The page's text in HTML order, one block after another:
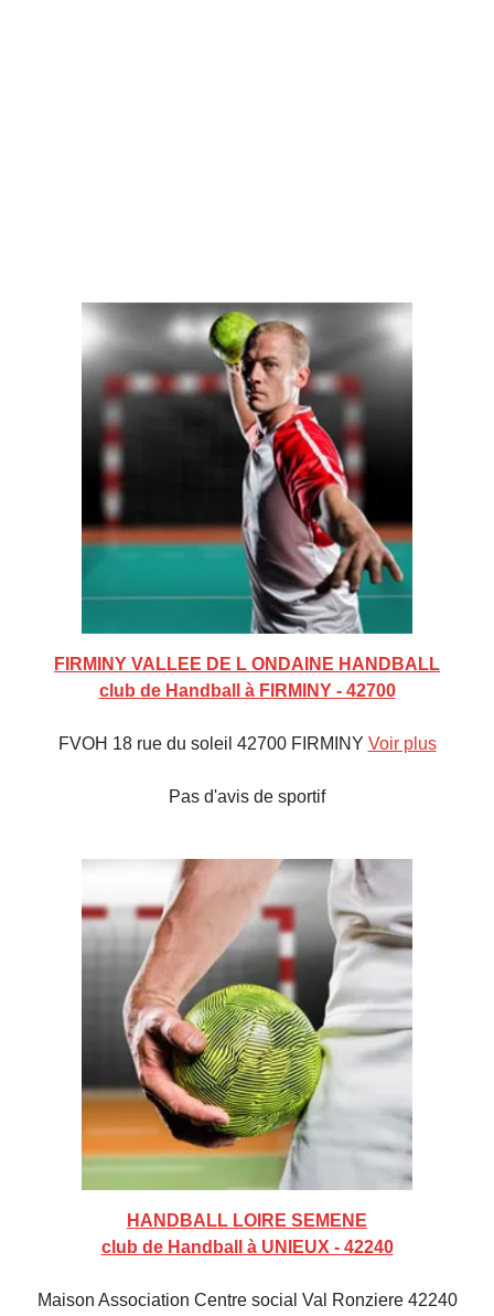
FIRMINY VALLEE DE L ONDAINE HANDBALL
club de Handball à FIRMINY - 42700
FVOH 18 rue du soleil 42700 FIRMINY Voir plus
Pas d'avis de sportif
HANDBALL LOIRE SEMENE
club de Handball à UNIEUX - 42240
Maison Association Centre social Val Ronziere 42240